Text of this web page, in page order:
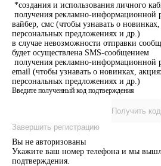
*создания и использования личного
получения рекламно-информационной
вайбер, смс (чтобы узнавать о
персональных предложениях и др.)
в случае невозможности отправки
будет осуществлена SMS-сообщением
получения рекламно-информационной
email (чтобы узнавать о новинках,
персональных предложениях и др.)
Введите полученный код подтверждения
Получить код
Завершить регистрацию
Вы не авторизованы
Укажите ваш номер телефона и мы
подтверждения.